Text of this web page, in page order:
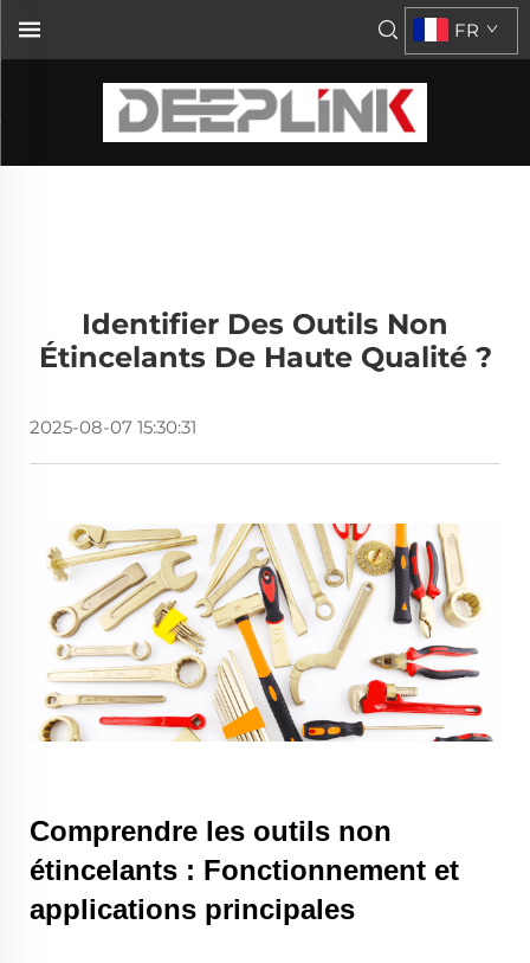
FR
Identifier Des Outils Non
Étincelants De Haute Qualité ?
2025-08-07 15:30:31
Comprendre les outils non
étincelants : Fonctionnement et
applications principales